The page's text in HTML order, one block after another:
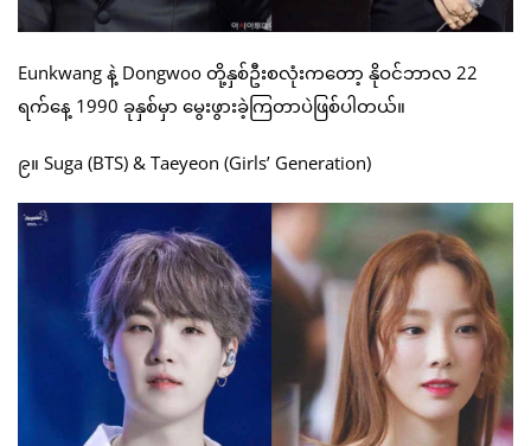
Eunkwang နဲ့ Dongwoo တို့နှစ်ဦးစလုံးကတော့ နိုဝင်ဘာလ 22
ရက်နေ့ 1990 ခုနှစ်မှာ မွေးဖွားခဲ့ကြတာပဲဖြစ်ပါတယ်။
၉။ Suga (BTS) & Taeyeon (Girls’ Generation)